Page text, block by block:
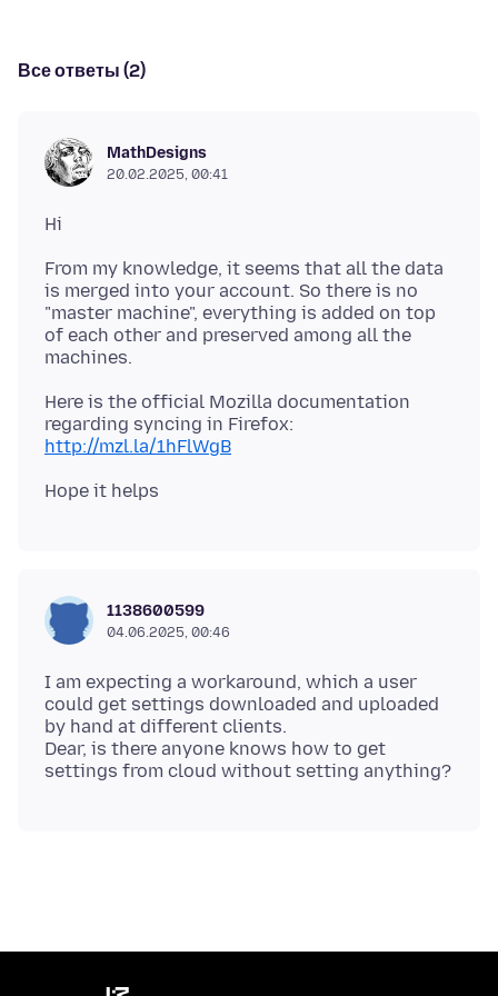
Все ответы (2)
MathDesigns
20.02.2025, 00:41
From my knowledge, it seems that all the data
is merged into your account. So there is no
"master machine", everything is added on top
of each other and preserved among all the
Here is the official Mozilla documentation
http://mzl.la/1hFlWgB
1138600599
04.06.2025, 00:46
I am expecting a workaround, which a user
could get settings downloaded and uploaded
by hand at different clients.
Dear, is there anyone knows how to get